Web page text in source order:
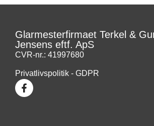
Glarmesterfirmaet Terkel &
Jensens eftf. ApS
CVR-nr.: 41997680
Privatlivspolitik - GDPR